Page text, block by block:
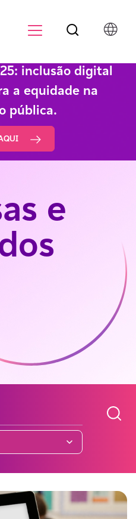
inclusão digital
a equidade na
pública.
e
Botão de